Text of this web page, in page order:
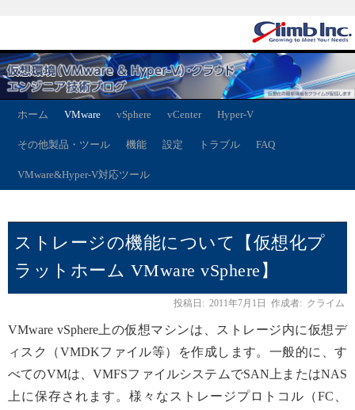
ホーム VMware vSphere vCenter Hyper-V
その他製品・ツール 機能 設定 トラブル FAQ
VMware&Hyper-V対応ツール
ストレージの機能について【仮想化プ
ラットホーム VMware vSphere】
投稿日: 2011年7月1日 作成者: クライム
VMware vSphere上の仮想マシンは、ストレージ内に仮想デ
ィスク（VMDKファイル等）を作成します。一般的に、す
べてのVMは、VMFSファイルシステムでSAN上またはNAS
上に保存されます。様々なストレージプロトコル（FC、